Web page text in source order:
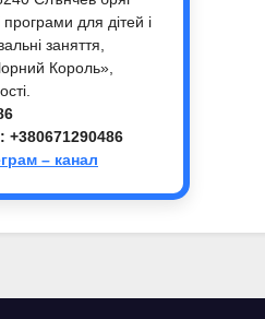
програми для дітей і
заняття,
Король»,
+380671290486
– канал